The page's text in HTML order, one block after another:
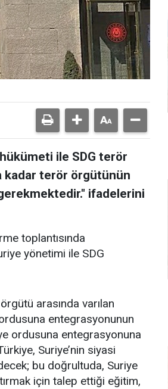
ile SDG terör
kadar terör örgütünün
ifadelerini
toplantısında
yönetimi ile SDG
arasında varılan
entegrasyonunun
ordusuna entegrasyonuna
Suriye’nin siyasi
bu doğrultuda, Suriye
için talep ettiği eğitim,